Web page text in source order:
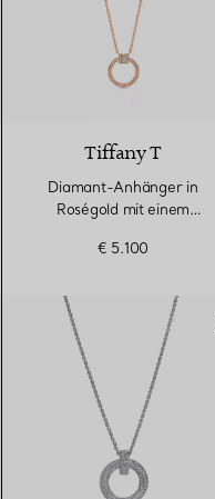
Tiffany T
Diamant-Anhänger in
Roségold mit einem
Baguetteschliff
€ 5.100